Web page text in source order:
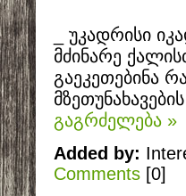
_ უკადრისი
მძინარე
გაეკეთებინა
გაგრძელება »
Added by:
Comments [0]